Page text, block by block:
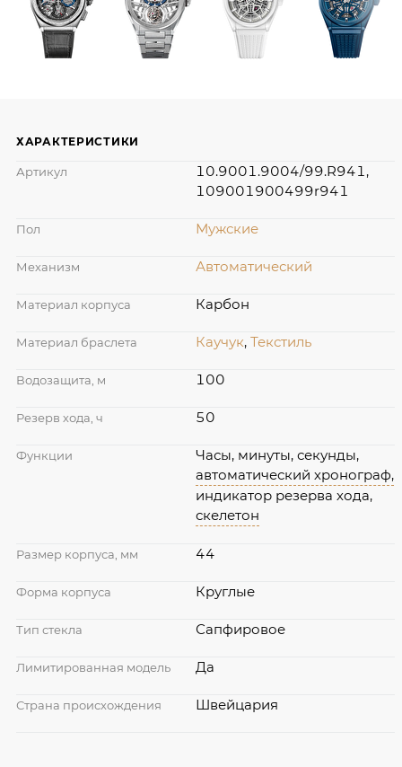
ХАРАКТЕРИСТИКИ
Артикул
10.9001.9004/99.R941,
109001900499r941
Пол Мужские
Механизм Автоматический
Материал корпуса Карбон
Материал браслета Каучук, Текстиль
Водозащита, м 100
Резерв хода, ч 50
Функции
Часы, минуты, секунды,
автоматический хронограф,
индикатор резерва хода,
скелетон
Размер корпуса, мм 44
Форма корпуса Круглые
Тип стекла Сапфировое
Лимитированная модель Да
Страна происхождения Швейцария